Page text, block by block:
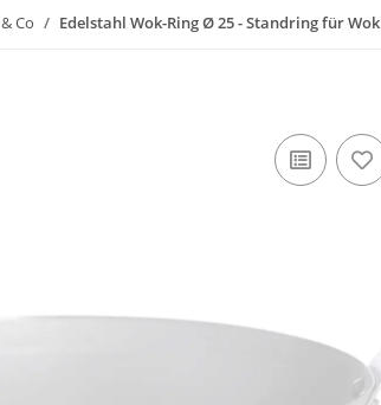
Co Edelstahl Wok-Ring Ø 25 - Standring für Wok